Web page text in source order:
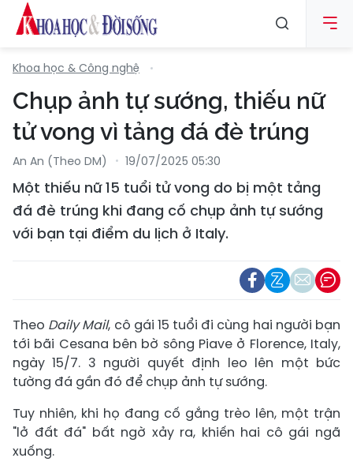
Khoa học & Công nghệ
Chụp ảnh tự sướng, thiếu nữ
tử vong vì tảng đá đè trúng
An An (Theo DM) 19/07/2025 05:30
Một thiếu nữ 15 tuổi tử vong do bị một tảng
đá đè trúng khi đang cố chụp ảnh tự sướng
với bạn tại điểm du lịch ở Italy.
Theo Daily Mail, cô gái 15 tuổi đi cùng hai người bạn
tới bãi Cesana bên bờ sông Piave ở Florence, Italy,
ngày 15/7. 3 người quyết định leo lên một bức
tường đá gần đó để chụp ảnh tự sướng.
Tuy nhiên, khi họ đang cố gắng trèo lên, một trận
"lở đất đá" bất ngờ xảy ra, khiến hai cô gái ngã
xuống.